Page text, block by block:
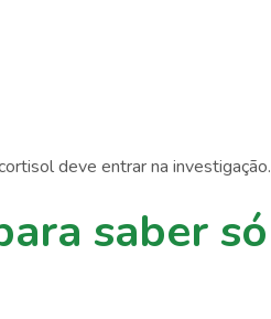
deve entrar na investigação.
saber só